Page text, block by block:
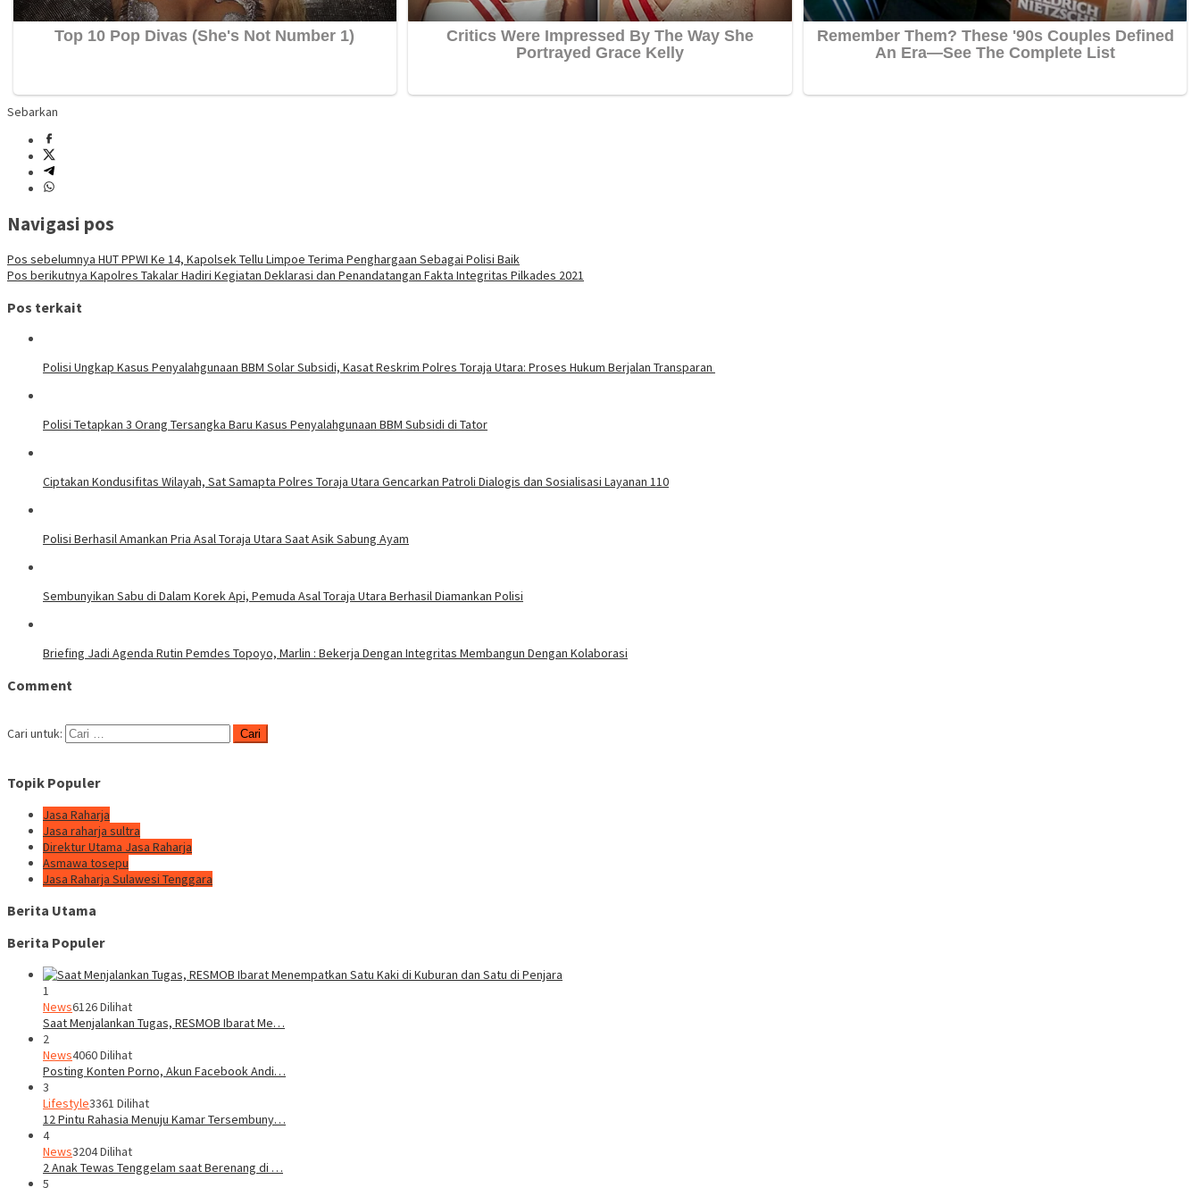
Sebarkan
Navigasi pos
Pos sebelumnya HUT PPWI Ke 14, Kapolsek Tellu Limpoe Terima Penghargaan Sebagai Polisi Baik
Pos berikutnya Kapolres Takalar Hadiri Kegiatan Deklarasi dan Penandatangan Fakta Integritas Pilkades 2021
Pos terkait
Polisi Ungkap Kasus Penyalahgunaan BBM Solar Subsidi, Kasat Reskrim Polres Toraja Utara: Proses Hukum Berjalan Transparan
Polisi Tetapkan 3 Orang Tersangka Baru Kasus Penyalahgunaan BBM Subsidi di Tator
Ciptakan Kondusifitas Wilayah, Sat Samapta Polres Toraja Utara Gencarkan Patroli Dialogis dan Sosialisasi Layanan 110
Polisi Berhasil Amankan Pria Asal Toraja Utara Saat Asik Sabung Ayam
Sembunyikan Sabu di Dalam Korek Api, Pemuda Asal Toraja Utara Berhasil Diamankan Polisi
Briefing Jadi Agenda Rutin Pemdes Topoyo, Marlin : Bekerja Dengan Integritas Membangun Dengan Kolaborasi
Comment
Cari untuk:
Topik Populer
Jasa Raharja
Jasa raharja sultra
Direktur Utama Jasa Raharja
Asmawa tosepu
Jasa Raharja Sulawesi Tenggara
Berita Utama
Berita Populer
1
News6126 Dilihat
Saat Menjalankan Tugas, RESMOB Ibarat Me…
2
News4060 Dilihat
Posting Konten Porno, Akun Facebook Andi…
3
Lifestyle3361 Dilihat
12 Pintu Rahasia Menuju Kamar Tersembuny…
4
News3204 Dilihat
2 Anak Tewas Tenggelam saat Berenang di …
5